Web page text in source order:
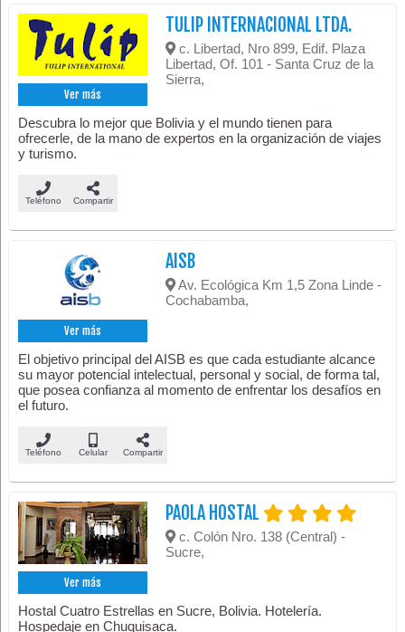
Ver más
TULIP INTERNACIONAL LTDA.
c. Libertad, Nro 899, Edif. Plaza
Libertad, Of. 101 - Santa Cruz de la
Sierra,
Descubra lo mejor que Bolivia y el mundo tienen para
ofrecerle, de la mano de expertos en la organización de viajes
y turismo.
Teléfono Compartir
Ver más
AISB
Av. Ecológica Km 1,5 Zona Linde -
Cochabamba,
El objetivo principal del AISB es que cada estudiante alcance
su mayor potencial intelectual, personal y social, de forma tal,
que posea confianza al momento de enfrentar los desafíos en
el futuro.
Teléfono Celular Compartir
Ver más
PAOLA HOSTAL
c. Colón Nro. 138 (Central) -
Sucre,
Hostal Cuatro Estrellas en Sucre, Bolivia. Hotelería.
Hospedaje en Chuquisaca.